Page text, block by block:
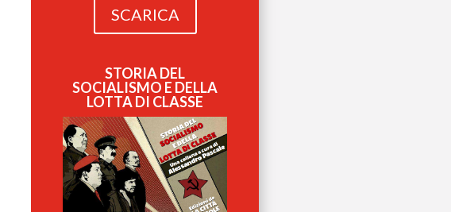
SCARICA
STORIA DEL
SOCIALISMO E DELLA
LOTTA DI CLASSE